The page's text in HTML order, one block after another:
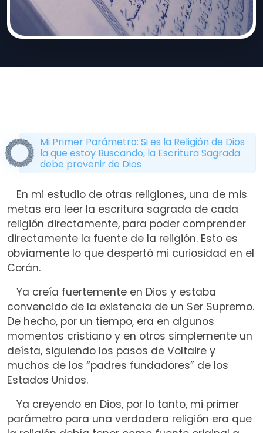
Mi Primer Parámetro: Si es la Religión de Dios
la que estoy Buscando, la Escritura Sagrada
debe provenir de Dios
En mi estudio de otras religiones, una de mis
metas era leer la escritura sagrada de cada
religión directamente, para poder comprender
directamente la fuente de la religión. Esto es
obviamente lo que despertó mi curiosidad en el
Corán.
Ya creía fuertemente en Dios y estaba
convencido de la existencia de un Ser Supremo.
De hecho, por un tiempo, era en algunos
momentos cristiano y en otros simplemente un
deísta, siguiendo los pasos de Voltaire y
muchos de los “padres fundadores” de los
Estados Unidos.
Ya creyendo en Dios, por lo tanto, mi primer
parámetro para una verdadera religión era que